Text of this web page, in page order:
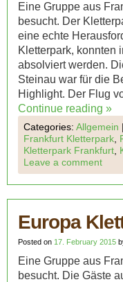
Eine Gruppe aus
besucht. Der
eine echte
Kletterpark, konnten
absolviert werden.
Steinau war für die
Highlight. Der Flug
Continue reading »
Categories: Allgemein |
Frankfurt Kletterpark
Kletterpark Frankfurt
Leave a comment
Europa
Posted on 17. February 2015
Eine Gruppe aus
besucht. Die Gäste